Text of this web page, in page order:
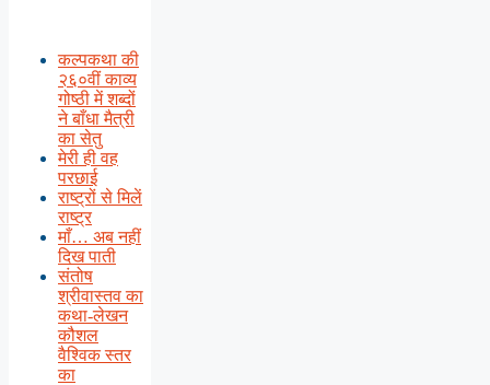
कल्पकथा की
२६०वीं काव्य
गोष्ठी में शब्दों
ने बाँधा मैत्री
का सेतु
मेरी ही वह
परछाई
राष्ट्रों से मिलें
राष्ट्र
माँ… अब नहीं
दिख पाती
संतोष
श्रीवास्तव का
कथा-लेखन
कौशल
वैश्विक स्तर
का